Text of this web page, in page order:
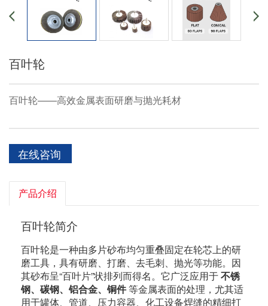
百叶轮
百叶轮——高效金属表面研磨与抛光耗材
在线咨询
产品介绍
百叶轮简介
百叶轮是一种由多片砂布均匀重叠固定在轮芯上的研
磨工具，具有研磨、打磨、去毛刺、抛光等功能。因
其砂布呈“百叶片”状排列而得名。它广泛应用于不锈
钢、碳钢、铝合金、铜件等金属表面的处理，尤其适
用于罐体、管道、压力容器、化工设备焊缝的精细打